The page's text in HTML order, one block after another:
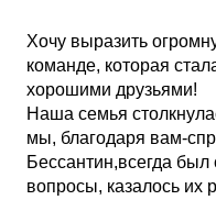
Хочу выразить
команде, которая
хорошими друзьями!
Наша семья
мы, благодаря вам-
Бессантин,всегда
вопросы, казалось их